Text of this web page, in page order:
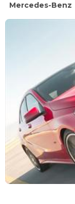
Mercedes-Benz